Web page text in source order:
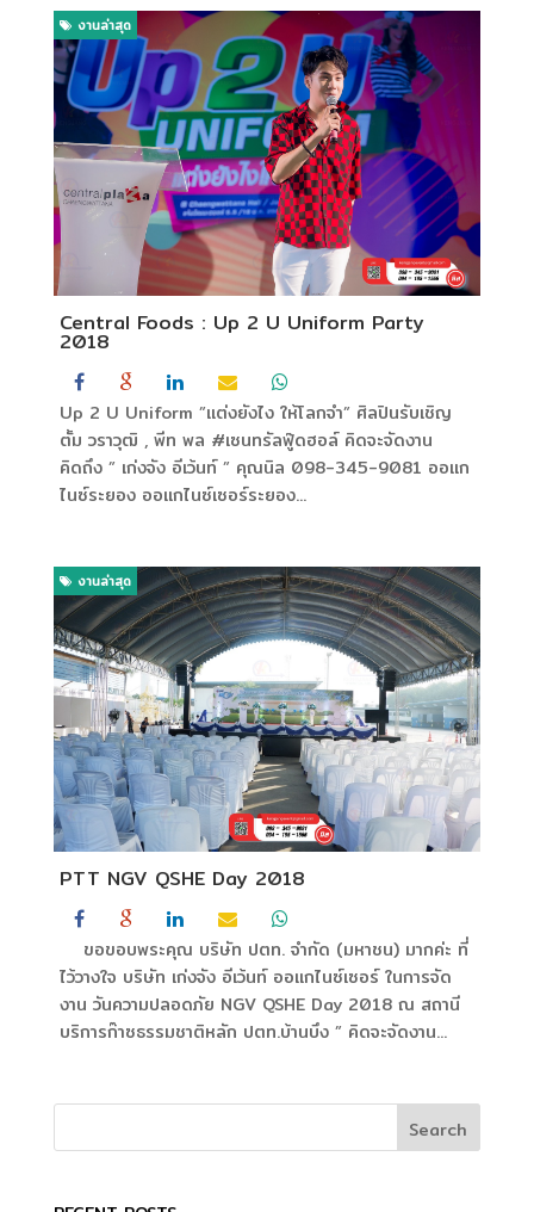
Central Foods : Up 2 U Uniform Party
2018
งานล่าสุด
Up 2 U Uniform ”แต่งยังไง ให้โลกจำ” ศิลปินรับเชิญ
ตั้ม วราวุฒิ , พีท พล #เซนทรัลฟู๊ดฮอล์ คิดจะจัดงาน
คิดถึง ” เก่งจัง อีเว้นท์ ” คุณนิล 098-345-9081 ออแก
ไนซ์ระยอง ออแกไนซ์เซอร์ระยอง...
PTT NGV QSHE Day 2018
งานล่าสุด
ขอขอบพระคุณ บริษัท ปตท. จำกัด (มหาชน) มากค่ะ ที่
ไว้วางใจ บริษัท เก่งจัง อีเว้นท์ ออแกไนซ์เซอร์ ในการจัด
งาน วันความปลอดภัย NGV QSHE Day 2018 ณ สถานี
บริการก๊าซธรรมชาติหลัก ปตท.บ้านบึง ” คิดจะจัดงาน...